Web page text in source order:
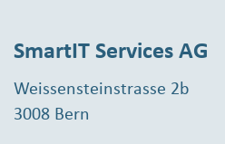
SmartIT Services AG
Weissensteinstrasse 2b
3008 Bern